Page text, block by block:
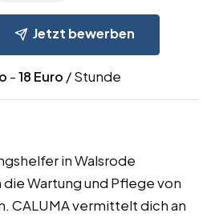
Jetzt bewerben
-18 Euro / Stunde
in Walsrode
Wartung und Pflege von
CALUMA vermittelt dich an